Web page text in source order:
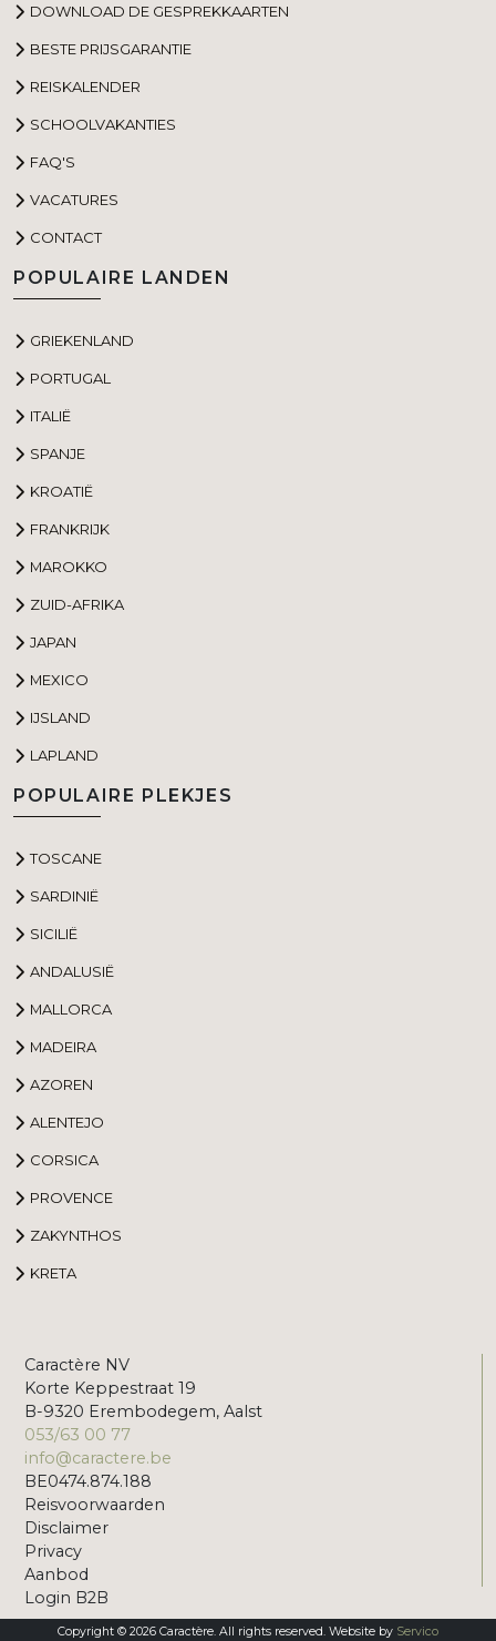
DOWNLOAD DE GESPREKKAARTEN
BESTE PRIJSGARANTIE
REISKALENDER
SCHOOLVAKANTIES
FAQ'S
VACATURES
CONTACT
POPULAIRE LANDEN
GRIEKENLAND
PORTUGAL
ITALIË
SPANJE
KROATIË
FRANKRIJK
MAROKKO
ZUID-AFRIKA
JAPAN
MEXICO
IJSLAND
LAPLAND
POPULAIRE PLEKJES
TOSCANE
SARDINIË
SICILIË
ANDALUSIË
MALLORCA
MADEIRA
AZOREN
ALENTEJO
CORSICA
PROVENCE
ZAKYNTHOS
KRETA
Caractère NV
Korte Keppestraat 19
B-9320 Erembodegem, Aalst
053/63 00 77
info@caractere.be
BE0474.874.188
Reisvoorwaarden
Disclaimer
Privacy
Aanbod
Login B2B
Copyright © 2026 Caractère. All rights reserved. Website by Servico